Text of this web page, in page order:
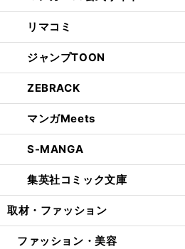
リマコミ
ジャンプTOON
ZEBRACK
マンガMeets
S-MANGA
集英社コミック文庫
取材・ファッション
ファッション・美容